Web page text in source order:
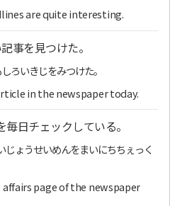
are quite interesting.
事を見つけた。
ろいきじをみつけた。
in the newspaper today.
日チェックしている。
ょうせいめんをまいにちちぇっく
page of the newspaper